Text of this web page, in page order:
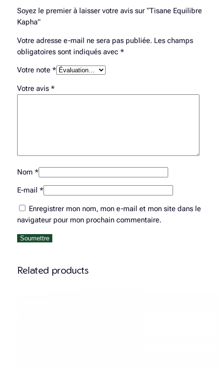
Soyez le premier à laisser votre avis sur “Tisane Equilibre
Kapha”
Votre adresse e-mail ne sera pas publiée. Les champs
obligatoires sont indiqués avec *
Votre note *
Votre avis *
Nom *
E-mail *
Enregistrer mon nom, mon e-mail et mon site dans le
navigateur pour mon prochain commentaire.
Related products